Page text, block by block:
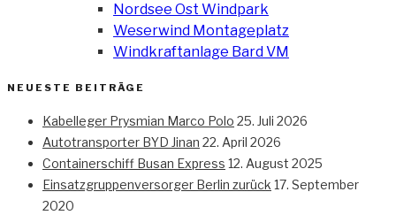
Nordsee Ost Windpark
Weserwind Montageplatz
Windkraftanlage Bard VM
NEUESTE BEITRÄGE
Kabelleger Prysmian Marco Polo 25. Juli 2026
Autotransporter BYD Jinan 22. April 2026
Containerschiff Busan Express 12. August 2025
Einsatzgruppenversorger Berlin zurück 17. September
2020